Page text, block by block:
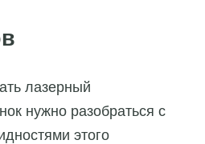
лазерный
нужно разобраться с
этого